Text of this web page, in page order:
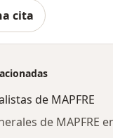
cita
de MAPFRE
de MAPFRE